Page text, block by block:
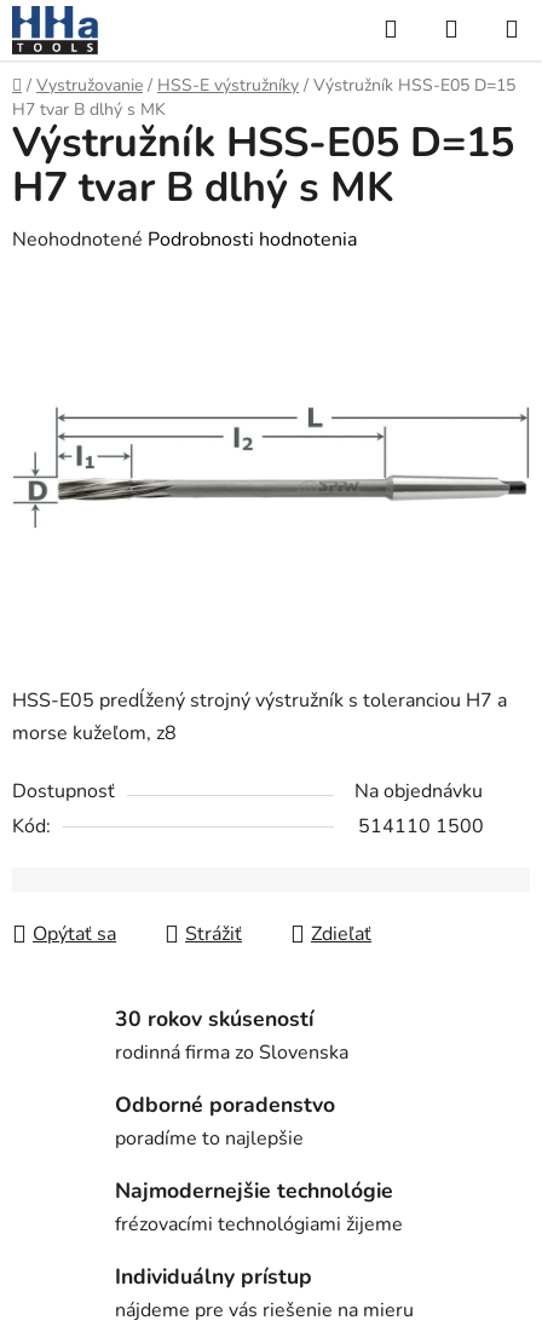
Prejsť
na
obsah
Hľadať
KOŠÍK
Domov
/ Vystružovanie / HSS-E výstružníky / Výstružník HSS-E05 D=15
H7 tvar B dlhý s MK
HSS-E05 predĺžený strojný výstružník s toleranciou H7 a
morse kužeľom, z8
Dostupnosť
Na objednávku
Kód:
514110 1500
Opýtať sa Strážiť Zdieľať
Výstružník HSS-E05 D=15
H7 tvar B dlhý s MK
Priemerné
hviezdičiek.
Neohodnotené Podrobnosti hodnotenia
30 rokov skúseností
rodinná firma zo Slovenska
Odborné poradenstvo
poradíme to najlepšie
Najmodernejšie technológie
frézovacími technológiami žijeme
Individuálny prístup
nájdeme pre vás riešenie na mieru